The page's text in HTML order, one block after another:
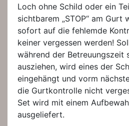
Loch ohne Schild oder ein
sichtbarem „STOP“ am Gurt
sofort auf die fehlemde
keiner vergessen werden!
während der Betreuungszeit
ausziehen, wird eines der
eingehängt und vorm
die Gurtkontrolle nicht
Set wird mit einem
ausgeliefert.